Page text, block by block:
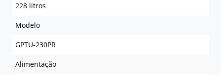
228 litros
Modelo
GPTU-230PR
Alimentação